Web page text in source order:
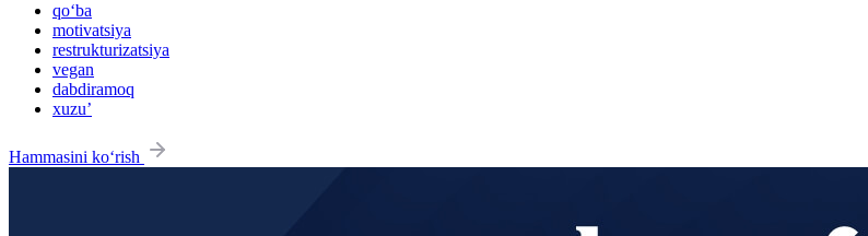
qo‘ba
motivatsiya
restrukturizatsiya
vegan
dabdiramoq
xuzu’
Hammasini ko‘rish